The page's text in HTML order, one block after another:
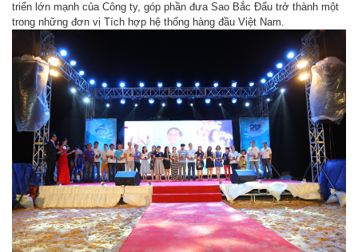
triển lớn mạnh của Công ty, góp phần đưa Sao Bắc Đẩu trở thành một
trong những đơn vị Tích hợp hệ thống hàng đầu Việt Nam.